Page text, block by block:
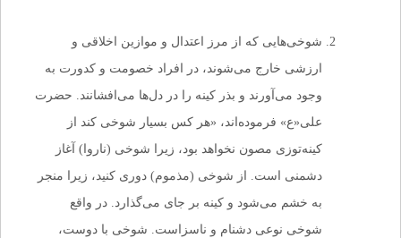
شوخی‌هایی که از مرز اعتدال و موازین اخلاقی و
ارزشی خارج می‌شوند، در افراد خصومت و کدورت به
وجود می‌آورند و بذر کینه را در دل‌ها می‌افشانند. حضرت
علی«ع» فرموده‌اند، «هر کس بسیار شوخی کند از
کینه‌توزی مصون نخواهد بود، زیرا شوخی (ناروا) آغاز
دشمنی است. از شوخی (مذموم) دوری کنید، زیرا منجر
به خشم می‌شود و کینه بر جای می‌گذارد. در واقع
شوخی نوعی دشنام و ناسزاست. شوخی با دوست،